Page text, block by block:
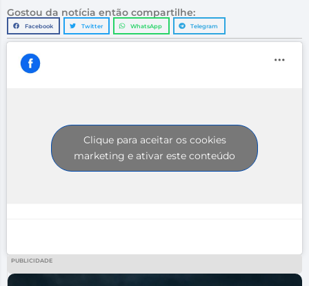
Gostou da notícia então compartilhe:
Facebook Twitter WhatsApp Telegram
Clique para aceitar os cookies
marketing e ativar este conteúdo
PUBLICIDADE